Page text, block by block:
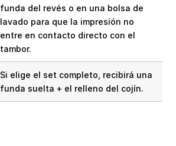
funda del revés o en una bolsa de
lavado para que la impresión no
entre en contacto directo con el
tambor.
Si elige el set completo, recibirá una
funda suelta + el relleno del cojín.